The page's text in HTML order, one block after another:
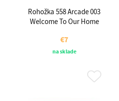
Rohožka 558 Arcade 003
Welcome To Our Home
€7
na sklade